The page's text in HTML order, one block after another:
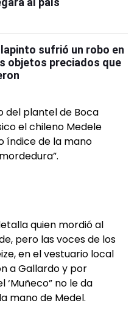
sufrió un robo en
objetos preciados que
del plantel de Boca
el chileno Medele
índice de la mano
quien mordió al
pero las voces de los
en el vestuario local
a Gallardo y por
‘Muñeco” no le da
mano de Medel.